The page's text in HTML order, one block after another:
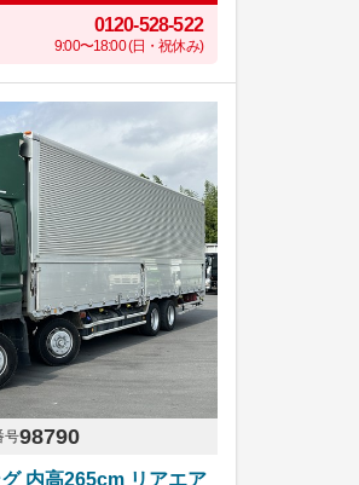
0120-528-522
9:00〜18:00 (日・祝休み)
号98790
内高265cm リアエア